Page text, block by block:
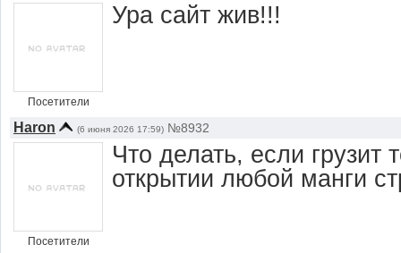
Посетители
Ура сайт жив!!!
Haron (6 июня 2026 17:59) №8932
Посетители
Что делать, если грузит
открытии любой манги